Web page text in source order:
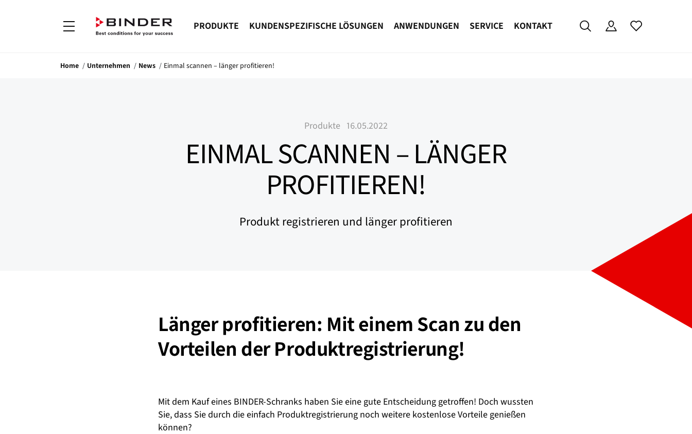
PRODUKTE KUNDENSPEZIFISCHE LÖSUNGEN ANWENDUNGEN SERVICE KONTAKT
Home Unternehmen News Einmal scannen – länger profitieren!
Produkte 16.05.2022
EINMAL SCANNEN – LÄNGER
PROFITIEREN!
Produkt registrieren und länger profitieren
Länger profitieren: Mit einem Scan zu den
Vorteilen der Produktregistrierung!
Mit dem Kauf eines BINDER-Schranks haben Sie eine gute Entscheidung getroffen! Doch wussten
Sie, dass Sie durch die einfach Produktregistrierung noch weitere kostenlose Vorteile genießen
können?